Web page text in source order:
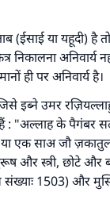
(ईसाई या यहूदी) है
अनिवार्य
ही पर अनिवार्य है।
इब्ने उमर
: "अल्लाह के पैगंबर
एक साअ जौ ज़कातुल
स्त्री, छोटे और
संख्याः 1503) और